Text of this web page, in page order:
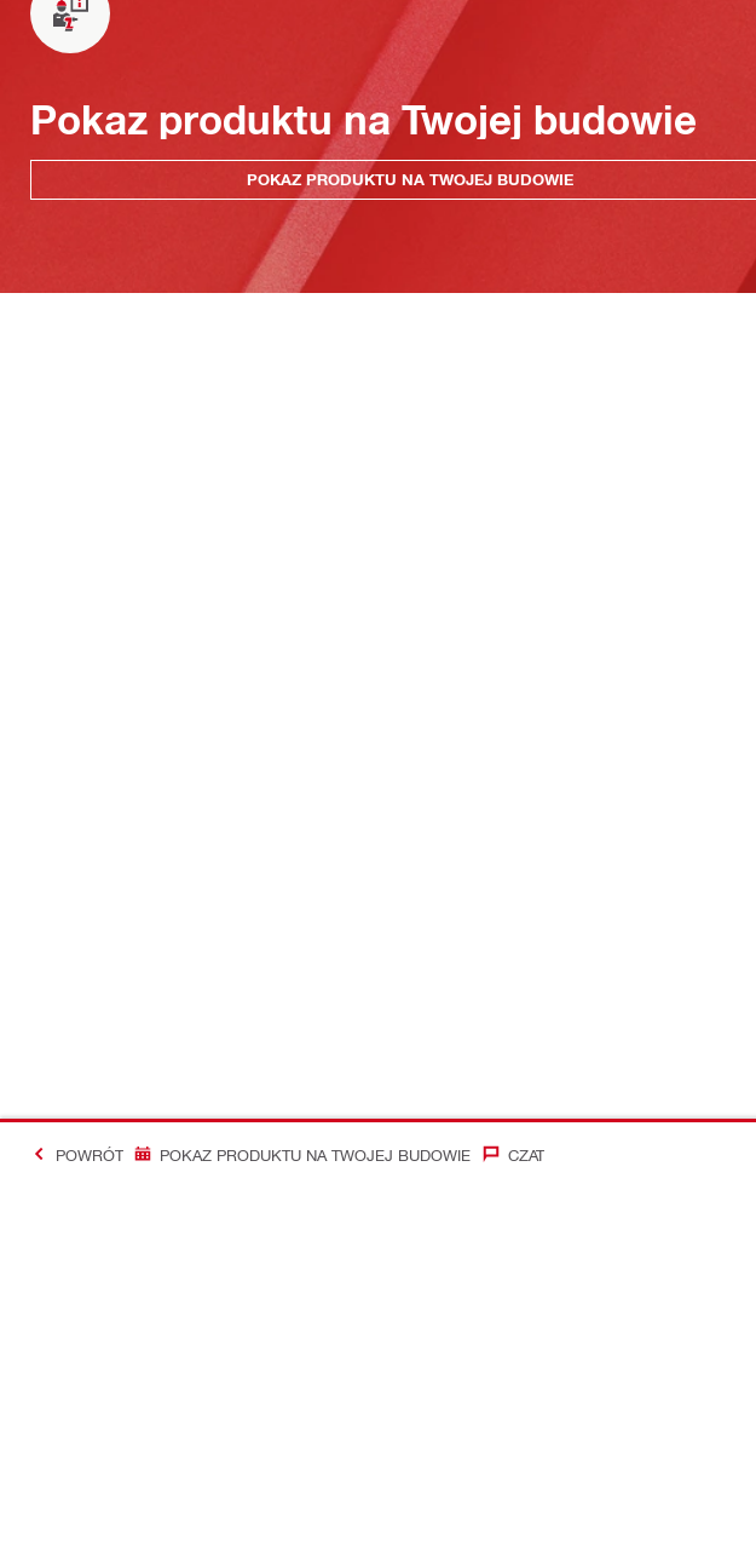
Pokaz produktu na Twojej budowie
POKAZ PRODUKTU NA TWOJEJ BUDOWIE
POWRÓT POKAZ PRODUKTU NA TWOJEJ BUDOWIE CZAT